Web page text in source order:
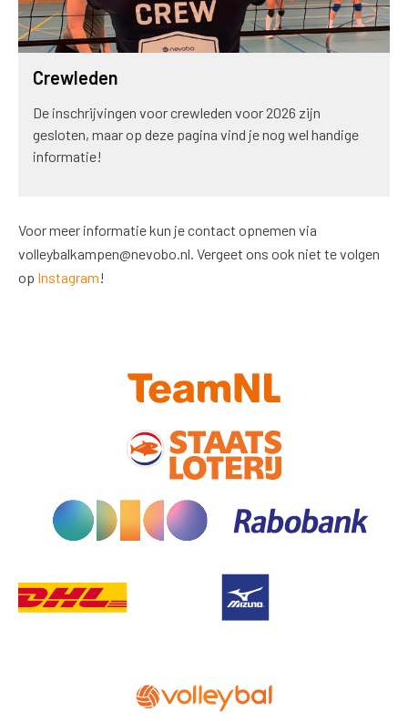
Crewleden
De inschrijvingen voor crewleden voor 2026 zijn
gesloten, maar op deze pagina vind je nog wel handige
informatie!
Voor meer informatie kun je contact opnemen via
volleybalkampen@nevobo.nl. Vergeet ons ook niet te volgen
op Instagram!